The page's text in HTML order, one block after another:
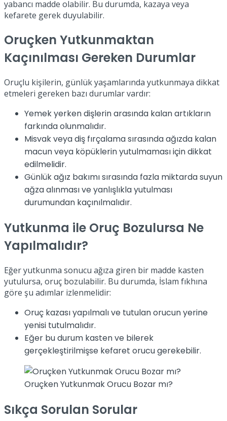
yabancı madde olabilir. Bu durumda, kazaya veya
kefarete gerek duyulabilir.
Oruçken Yutkunmaktan
Kaçınılması Gereken Durumlar
Oruçlu kişilerin, günlük yaşamlarında yutkunmaya dikkat
etmeleri gereken bazı durumlar vardır:
Yemek yerken dişlerin arasında kalan artıkların
farkında olunmalıdır.
Misvak veya diş fırçalama sırasında ağızda kalan
macun veya köpüklerin yutulmaması için dikkat
edilmelidir.
Günlük ağız bakımı sırasında fazla miktarda suyun
ağza alınması ve yanlışlıkla yutulması
durumundan kaçınılmalıdır.
Yutkunma ile Oruç Bozulursa Ne
Yapılmalıdır?
Eğer yutkunma sonucu ağıza giren bir madde kasten
yutulursa, oruç bozulabilir. Bu durumda, İslam fıkhına
göre şu adımlar izlenmelidir:
Oruç kazası yapılmalı ve tutulan orucun yerine
yenisi tutulmalıdır.
Eğer bu durum kasten ve bilerek
gerçekleştirilmişse kefaret orucu gerekebilir.
Oruçken Yutkunmak Orucu Bozar mı?
Sıkça Sorulan Sorular